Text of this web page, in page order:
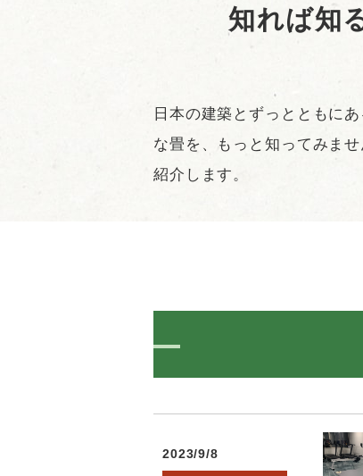
ーツフロア」
ロール」
知れば知
日本の建築とずっとともに
な畳を、もっと知ってみま
紹介します。
2023/9/8